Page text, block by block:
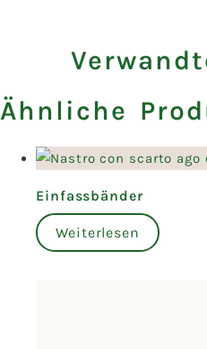
Ähnliche
Einfassbänder
Weiterlesen